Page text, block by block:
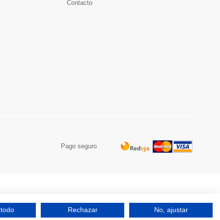
Contacto
Pago seguro
Rechazar No, ajustar